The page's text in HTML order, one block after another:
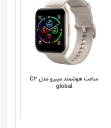
ساعت هوشمند میبرو مدل C2
global
این
محصول
دارای
انواع
مختلفی
می
گزینه
ها